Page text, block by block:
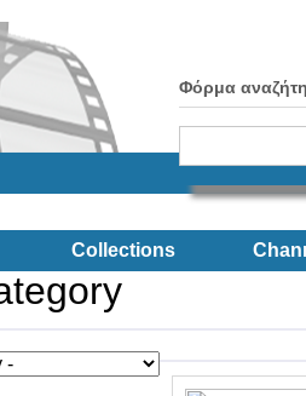
Φόρμα
Collections